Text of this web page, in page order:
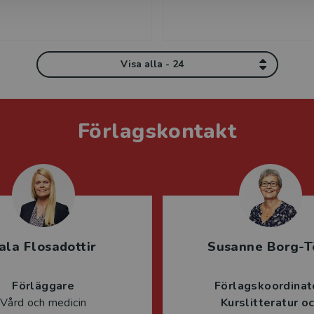
Visa alla - 24
Förlagskontakt
Flosadottir
Förläggare
Vård och medicin
Susanne Borg-
Kurslitteratur